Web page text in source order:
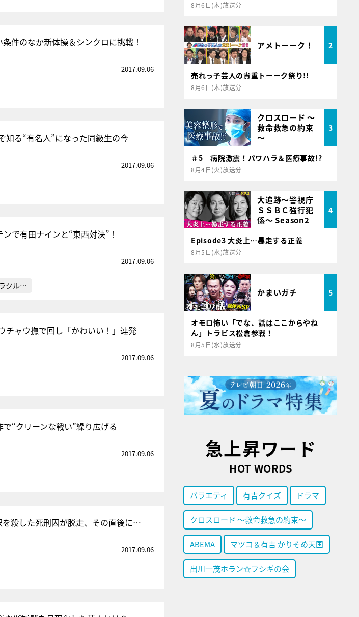
件のなか新体操＆シンクロに挑戦！
2017.09.06
知る“有名人”になった同級生の今
2017.09.06
で有田ナインと“東西対決”！
2017.09.06
クル…
チャウ撫で回し「かわいい！」連発
2017.09.06
“クリーンな戦い”繰り広げる
2017.09.06
を殺した死刑囚が脱走、その直後に…
2017.09.06
8月6日(木)放送分
アメトーーク！ 2
売れっ子芸人の貴重トーーク祭り!!
8月6日(木)放送分
クロスロード ～
救命救急の約束
～
3
＃5 病院激震！パワハラ＆医療事故!?
8月4日(火)放送分
大追跡～警視庁
ＳＳＢＣ強行犯
係～ Season2
4
Episode3 大炎上…暴走する正義
8月5日(水)放送分
かまいガチ 5
オモロ怖い「でな、話はここからやね
ん」トラビス松倉参戦！
8月5日(水)放送分
急上昇ワード
HOT WORDS
バラエティ 有吉クイズ ドラマ
クロスロード ～救命救急の約束～
ABEMA マツコ＆有吉 かりそめ天国
出川一茂ホラン☆フシギの会